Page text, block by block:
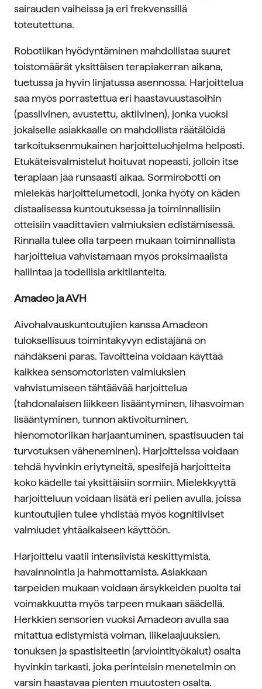
sairauden vaiheissa ja eri frekvenssillä
toteutettuna.
Robotiikan hyödyntäminen mahdollistaa suuret
toistomäärät yksittäisen terapiakerran aikana,
tuetussa ja hyvin linjatussa asennossa. Harjoittelua
saa myös porrastettua eri haastavuustasoihin
(passiivinen, avustettu, aktiivinen), jonka vuoksi
jokaiselle asiakkaalle on mahdollista räätälöidä
tarkoituksenmukainen harjoitteluohjelma helposti.
Etukäteisvalmistelut hoituvat nopeasti, jolloin itse
terapiaan jää runsaasti aikaa. Sormirobotti on
mielekäs harjoittelumetodi, jonka hyöty on käden
distaalisessa kuntoutuksessa ja toiminnallisiin
otteisiin vaadittavien valmiuksien edistämisessä.
Rinnalla tulee olla tarpeen mukaan toiminnallista
harjoittelua vahvistamaan myös proksimaalista
hallintaa ja todellisia arkitilanteita.
Amadeo ja AVH
Aivohalvauskuntoutujien kanssa Amadeon
tuloksellisuus toimintakyvyn edistäjänä on
nähdäkseni paras. Tavoitteina voidaan käyttää
kaikkea sensomotoristen valmiuksien
vahvistumiseen tähtäävää harjoittelua
(tahdonalaisen liikkeen lisääntyminen, lihasvoiman
lisääntyminen, tunnon aktivoituminen,
hienomotoriikan harjaantuminen, spastisuuden tai
turvotuksen väheneminen). Harjoitteissa voidaan
tehdä hyvinkin eriytyneitä, spesifejä harjoitteita
koko kädelle tai yksittäisiin sormiin. Mielekkyyttä
harjoitteluun voidaan lisätä eri pelien avulla, joissa
kuntoutujien tulee yhdistää myös kognitiiviset
valmiudet yhtäaikaiseen käyttöön.
Harjoittelu vaatii intensiivistä keskittymistä,
havainnointia ja hahmottamista. Asiakkaan
tarpeiden mukaan voidaan ärsykkeiden puolta tai
voimakkuutta myös tarpeen mukaan säädellä.
Herkkien sensorien vuoksi Amadeon avulla saa
mitattua edistymistä voiman, liikelaajuuksien,
tonuksen ja spastisiteetin (arviointityökalut) osalta
hyvinkin tarkasti, joka perinteisin menetelmin on
varsin haastavaa pienten muutosten osalta.